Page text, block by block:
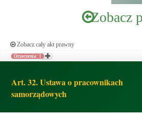
Zobacz
Zobacz cały akt prawny
Orzeczenia: 1
Art. 32. Ustawa o pracownikach
samorządowych